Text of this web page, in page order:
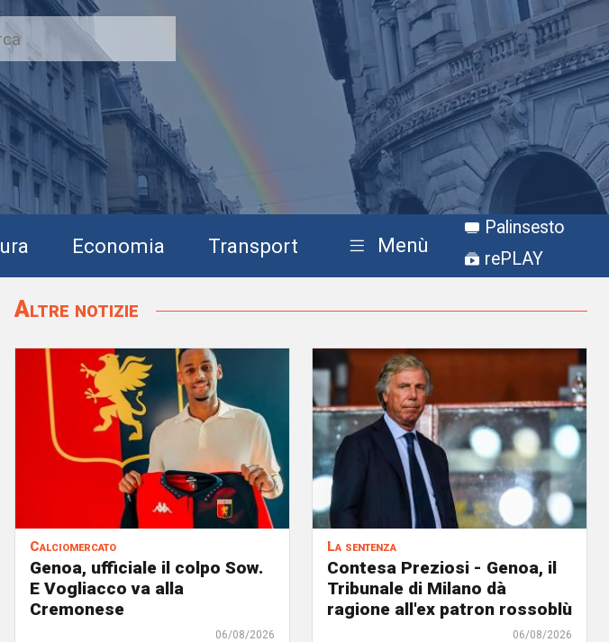
Economia Transport Menù
Palinsesto
rePLAY
Altre notizie
Calciomercato
Genoa, ufficiale il colpo Sow.
E Vogliacco va alla
Cremonese
06/08/2026
La sentenza
Contesa Preziosi - Genoa, il
Tribunale di Milano dà
ragione all'ex patron rossoblù
06/08/2026